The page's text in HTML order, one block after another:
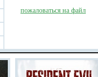
пожаловаться на файл